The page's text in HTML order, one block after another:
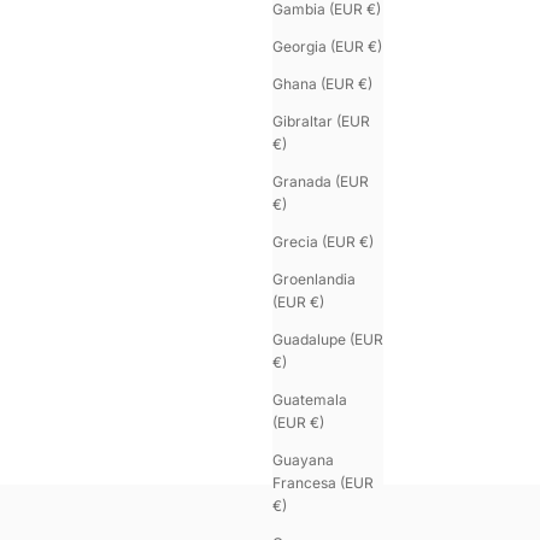
Gambia (EUR €)
Georgia (EUR €)
Ghana (EUR €)
Gibraltar (EUR
€)
Granada (EUR
€)
Grecia (EUR €)
Groenlandia
(EUR €)
Guadalupe (EUR
€)
Guatemala
(EUR €)
Guayana
Francesa (EUR
€)
Pulsera de pitón negra